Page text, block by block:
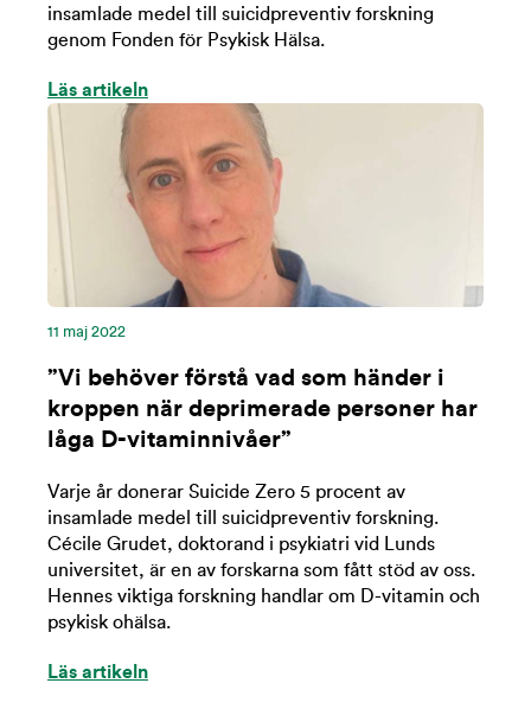
insamlade medel till suicidpreventiv forskning
genom Fonden för Psykisk Hälsa.
Läs artikeln
11 maj 2022
”Vi behöver förstå vad som händer i
kroppen när deprimerade personer har
låga D-vitaminnivåer”
Varje år donerar Suicide Zero 5 procent av
insamlade medel till suicidpreventiv forskning.
Cécile Grudet, doktorand i psykiatri vid Lunds
universitet, är en av forskarna som fått stöd av oss.
Hennes viktiga forskning handlar om D-vitamin och
psykisk ohälsa.
Läs artikeln